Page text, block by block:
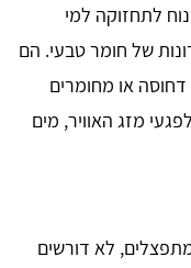
לתחזוקה למי
של חומר טבעי. הם
דחוסה או מחומרים
מזג האוויר, מים
לא דורשים